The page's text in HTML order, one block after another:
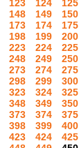
123 124 125
148 149 150
173 174 175
198 199 200
223 224 225
248 249 250
273 274 275
298 299 300
323 324 325
348 349 350
373 374 375
398 399 400
423 424 425